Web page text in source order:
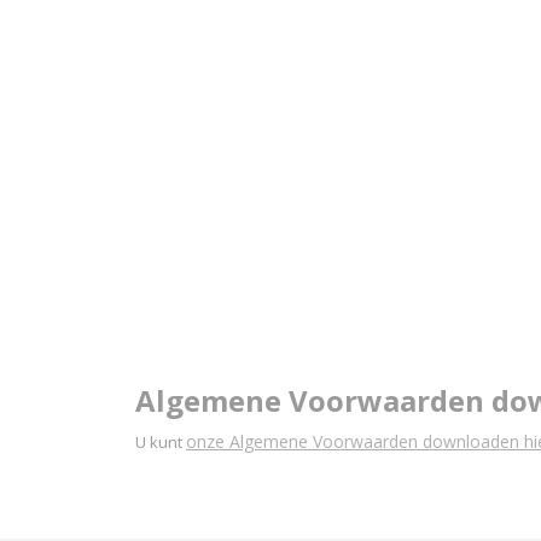
Algemene Voorwaarden
U kunt onze Algemene Voorwaarden downloaden